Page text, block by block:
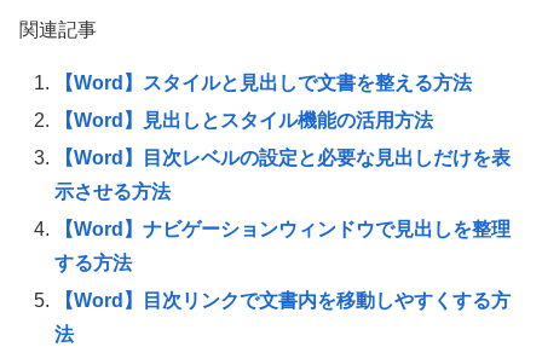
関連記事
【Word】スタイルと見出しで文書を整える方法
【Word】見出しとスタイル機能の活用方法
【Word】目次レベルの設定と必要な見出しだけを表
示させる方法
【Word】ナビゲーションウィンドウで見出しを整理
する方法
【Word】目次リンクで文書内を移動しやすくする方
法